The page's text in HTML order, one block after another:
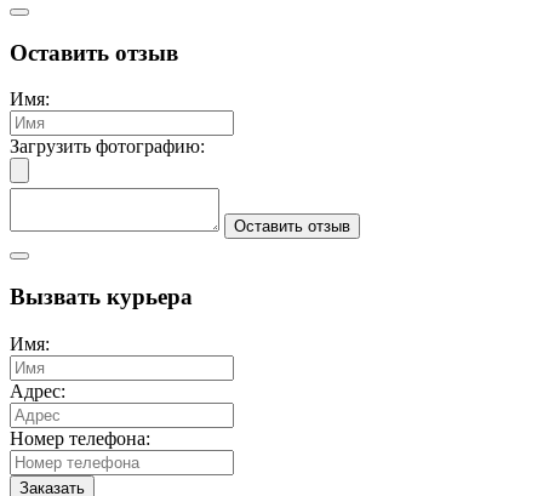
Оставить отзыв
Имя:
Загрузить фотографию:
Оставить отзыв
Вызвать курьера
Имя:
Адрес:
Номер телефона:
Заказать